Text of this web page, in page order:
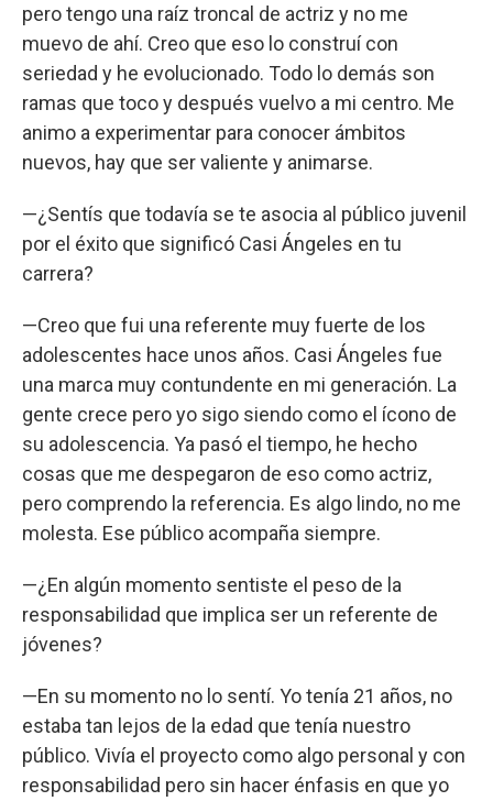
pero tengo una raíz troncal de actriz y no me
muevo de ahí. Creo que eso lo construí con
seriedad y he evolucionado. Todo lo demás son
ramas que toco y después vuelvo a mi centro. Me
animo a experimentar para conocer ámbitos
nuevos, hay que ser valiente y animarse.
—¿Sentís que todavía se te asocia al público juvenil
por el éxito que significó Casi Ángeles en tu
carrera?
—Creo que fui una referente muy fuerte de los
adolescentes hace unos años. Casi Ángeles fue
una marca muy contundente en mi generación. La
gente crece pero yo sigo siendo como el ícono de
su adolescencia. Ya pasó el tiempo, he hecho
cosas que me despegaron de eso como actriz,
pero comprendo la referencia. Es algo lindo, no me
molesta. Ese público acompaña siempre.
—¿En algún momento sentiste el peso de la
responsabilidad que implica ser un referente de
jóvenes?
—En su momento no lo sentí. Yo tenía 21 años, no
estaba tan lejos de la edad que tenía nuestro
público. Vivía el proyecto como algo personal y con
responsabilidad pero sin hacer énfasis en que yo